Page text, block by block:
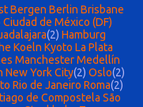
Bergen Berlin Brisbane
Ciudad de México (DF)
(2) Hamburg
Koeln Kyoto La Plata
ManchesterMedellín
New York City(2) Oslo(2)
Rio de Janeiro Roma(2)
de Compostela São